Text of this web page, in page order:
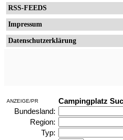
RSS-FEEDS
Impressum
Datenschutzerklärung